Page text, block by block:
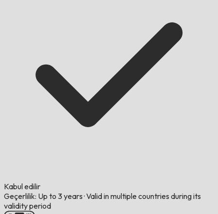
Kabul edilir
Geçerlilik: Up to 3 years ·Valid in multiple countries during its
validity period